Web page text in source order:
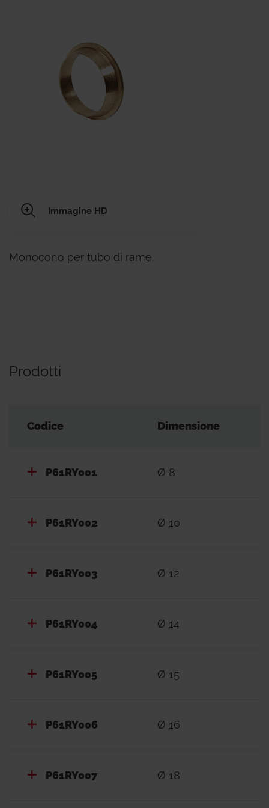
Immagine HD
Monocono per tubo di rame.
Prodotti
Codice Dimensione
P61RY001 Ø 8
P61RY002 Ø 10
P61RY003 Ø 12
P61RY004 Ø 14
P61RY005 Ø 15
P61RY006 Ø 16
P61RY007 Ø 18